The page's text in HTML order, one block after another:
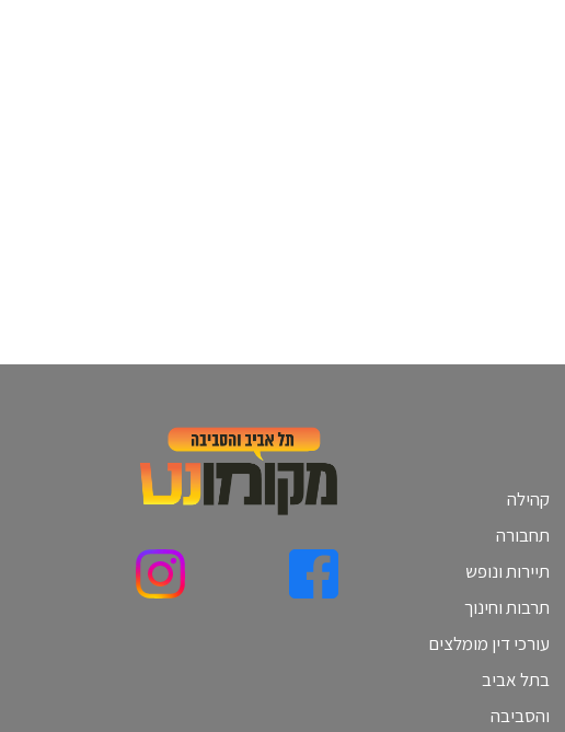
קהילה
תחבורה
תיירות ונופש
תרבות וחינוך
עורכי דין מומלצים
בתל אביב
והסביבה